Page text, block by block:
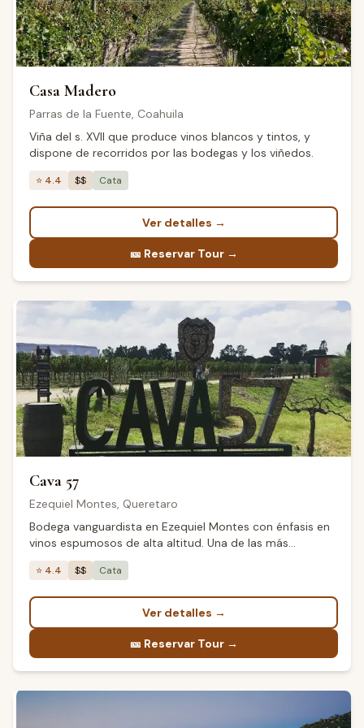
Casa Madero
Parras de la Fuente, Coahuila
Viña del s. XVII que produce vinos blancos y tintos, y
dispone de recorridos por las bodegas y los viñedos.
⭐ 4.4 $$ Cata
Ver detalles →
🎫 Reservar Tour →
Cava 57
Ezequiel Montes, Queretaro
Bodega vanguardista en Ezequiel Montes con énfasis en
vinos espumosos de alta altitud. Una de las más
visitadas de la Ruta del Vino de Querétaro.
⭐ 4.4 $$ Cata
Ver detalles →
🎫 Reservar Tour →